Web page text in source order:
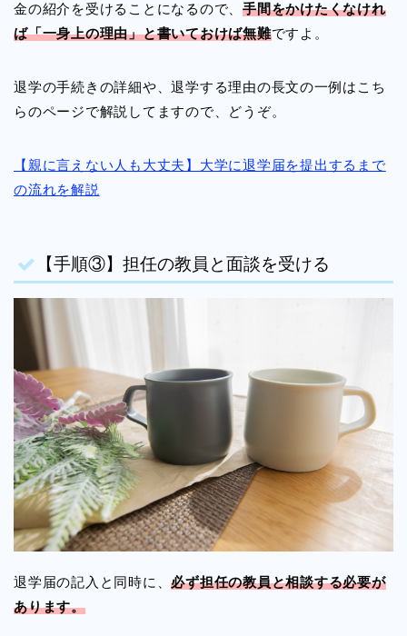
金の紹介を受けることになるので、手間をかけたくなけれ
ば「一身上の理由」と書いておけば無難ですよ。
退学の手続きの詳細や、退学する理由の長文の一例はこち
らのページで解説してますので、どうぞ。
【親に言えない人も大丈夫】大学に退学届を提出するまで
の流れを解説
【手順③】担任の教員と面談を受ける
退学届の記入と同時に、必ず担任の教員と相談する必要が
あります。